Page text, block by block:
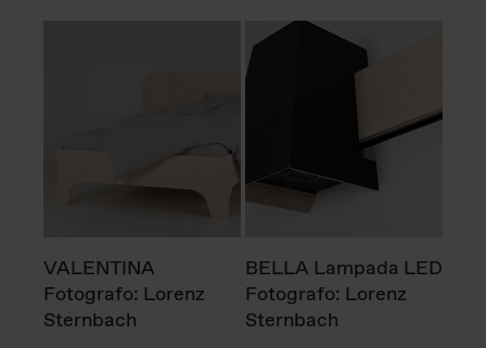
VALENTINA
Fotografo: Lorenz
Sternbach
BELLA Lampada LED
Fotografo: Lorenz
Sternbach